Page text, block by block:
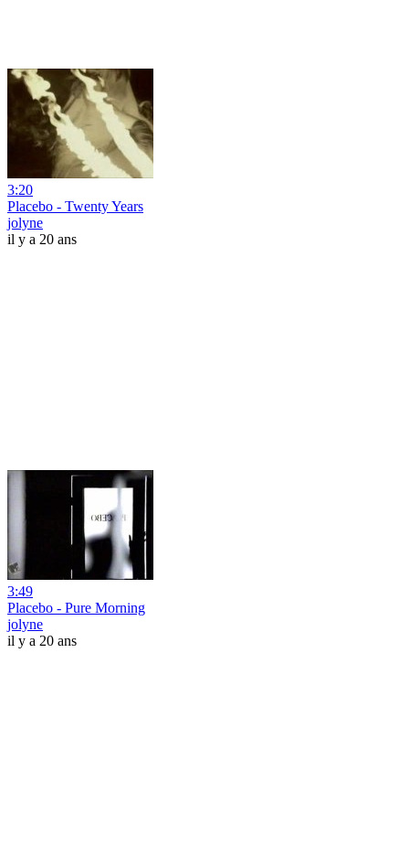
3:20
Placebo - Twenty Years
jolyne
il y a 20 ans
3:49
Placebo - Pure Morning
jolyne
il y a 20 ans